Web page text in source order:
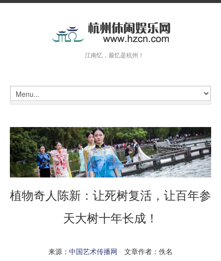
江南忆，最忆是杭州！
植物奇人陈新：让死树复活，让百年参
天大树十年长成！
来源： 中国艺术传播网 文章作者：佚名